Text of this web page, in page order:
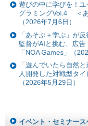
遊びの中に学びを！
グラミングVol.4 ＜
（2026年7月6日）
「あそぶ＋学ぶ」が
監督がAIと挑む、広
「NOA Games」（
「遊んでいたら自然
人開発した対戦型タイ
（2026年5月29日）
イベント・セミナー